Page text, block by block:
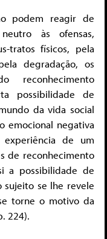
podem reagir de
às ofensas,
tratos físicos, pela
degradação, os
reconhecimento
possibilidade de
da vida social
emocional negativa
de um
de reconhecimento
a possibilidade de
se lhe revele
torne o motivo da
224).